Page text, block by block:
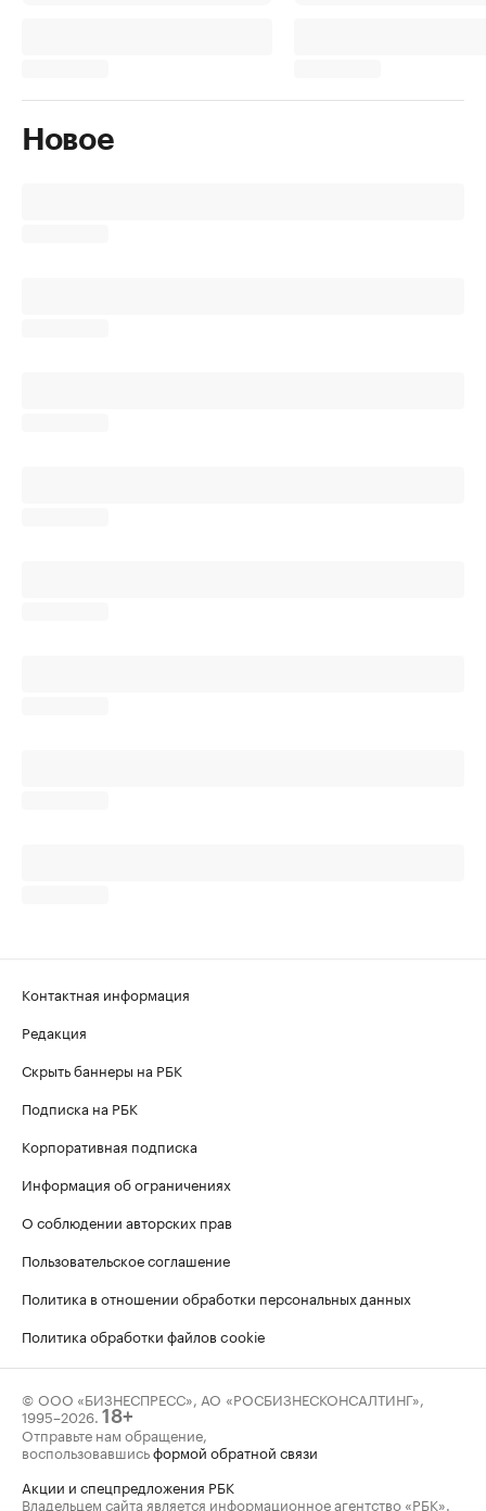
Новое
Контактная информация
Редакция
Скрыть баннеры на РБК
Подписка на РБК
Корпоративная подписка
Информация об ограничениях
О соблюдении авторских прав
Пользовательское соглашение
Политика в отношении обработки персональных данных
Политика обработки файлов cookie
© ООО «БИЗНЕСПРЕСС», АО «РОСБИЗНЕСКОНСАЛТИНГ»,
1995–2026. 18+
Отправьте нам обращение,
воспользовавшисьформой обратной связи
Акции и спецпредложения РБК
Владельцем сайта является информационное агентство «РБК».